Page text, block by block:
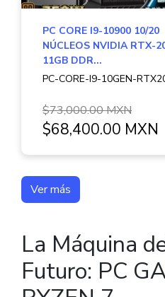
PC CORE I9-10900 10/20
NÚCLEOS NVIDIA RTX-
11GB DDR...
PC-CORE-I9-10GEN-
$73,000.00 MXN
$68,400.00 MXN
Ver más
La Máquina
Futuro: PC